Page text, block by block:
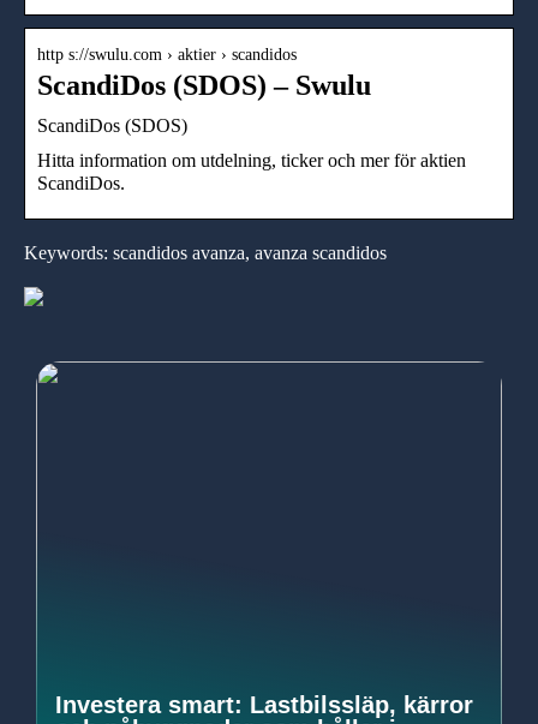
http s://swulu.com › aktier › scandidos
ScandiDos (SDOS) – Swulu
ScandiDos (SDOS)
Hitta information om utdelning, ticker och mer för aktien
ScandiDos.
Keywords: scandidos avanza, avanza scandidos
Investera smart: Lastbilssläp, kärror